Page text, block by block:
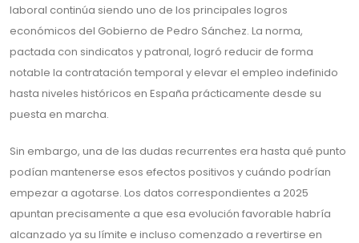
laboral continúa siendo uno de los principales logros
económicos del Gobierno de Pedro Sánchez. La norma,
pactada con sindicatos y patronal, logró reducir de forma
notable la contratación temporal y elevar el empleo indefinido
hasta niveles históricos en España prácticamente desde su
puesta en marcha.
Sin embargo, una de las dudas recurrentes era hasta qué punto
podían mantenerse esos efectos positivos y cuándo podrían
empezar a agotarse. Los datos correspondientes a 2025
apuntan precisamente a que esa evolución favorable habría
alcanzado ya su límite e incluso comenzado a revertirse en